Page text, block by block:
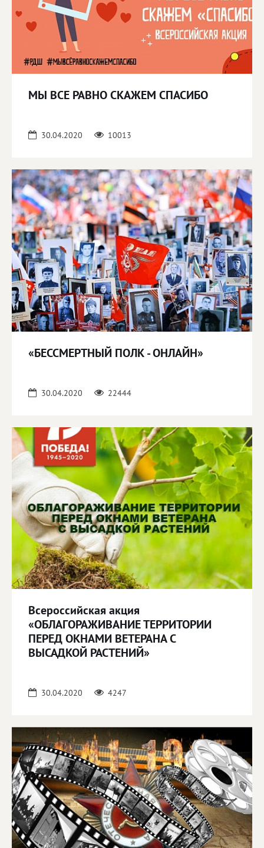
МЫ ВСЕ РАВНО СКАЖЕМ СПАСИБО
30.04.2020 10013
«БЕССМЕРТНЫЙ ПОЛК - ОНЛАЙН»
30.04.2020 22444
Всероссийская акция
«ОБЛАГОРАЖИВАНИЕ ТЕРРИТОРИИ
ПЕРЕД ОКНАМИ ВЕТЕРАНА С
ВЫСАДКОЙ РАСТЕНИЙ»
30.04.2020 4247